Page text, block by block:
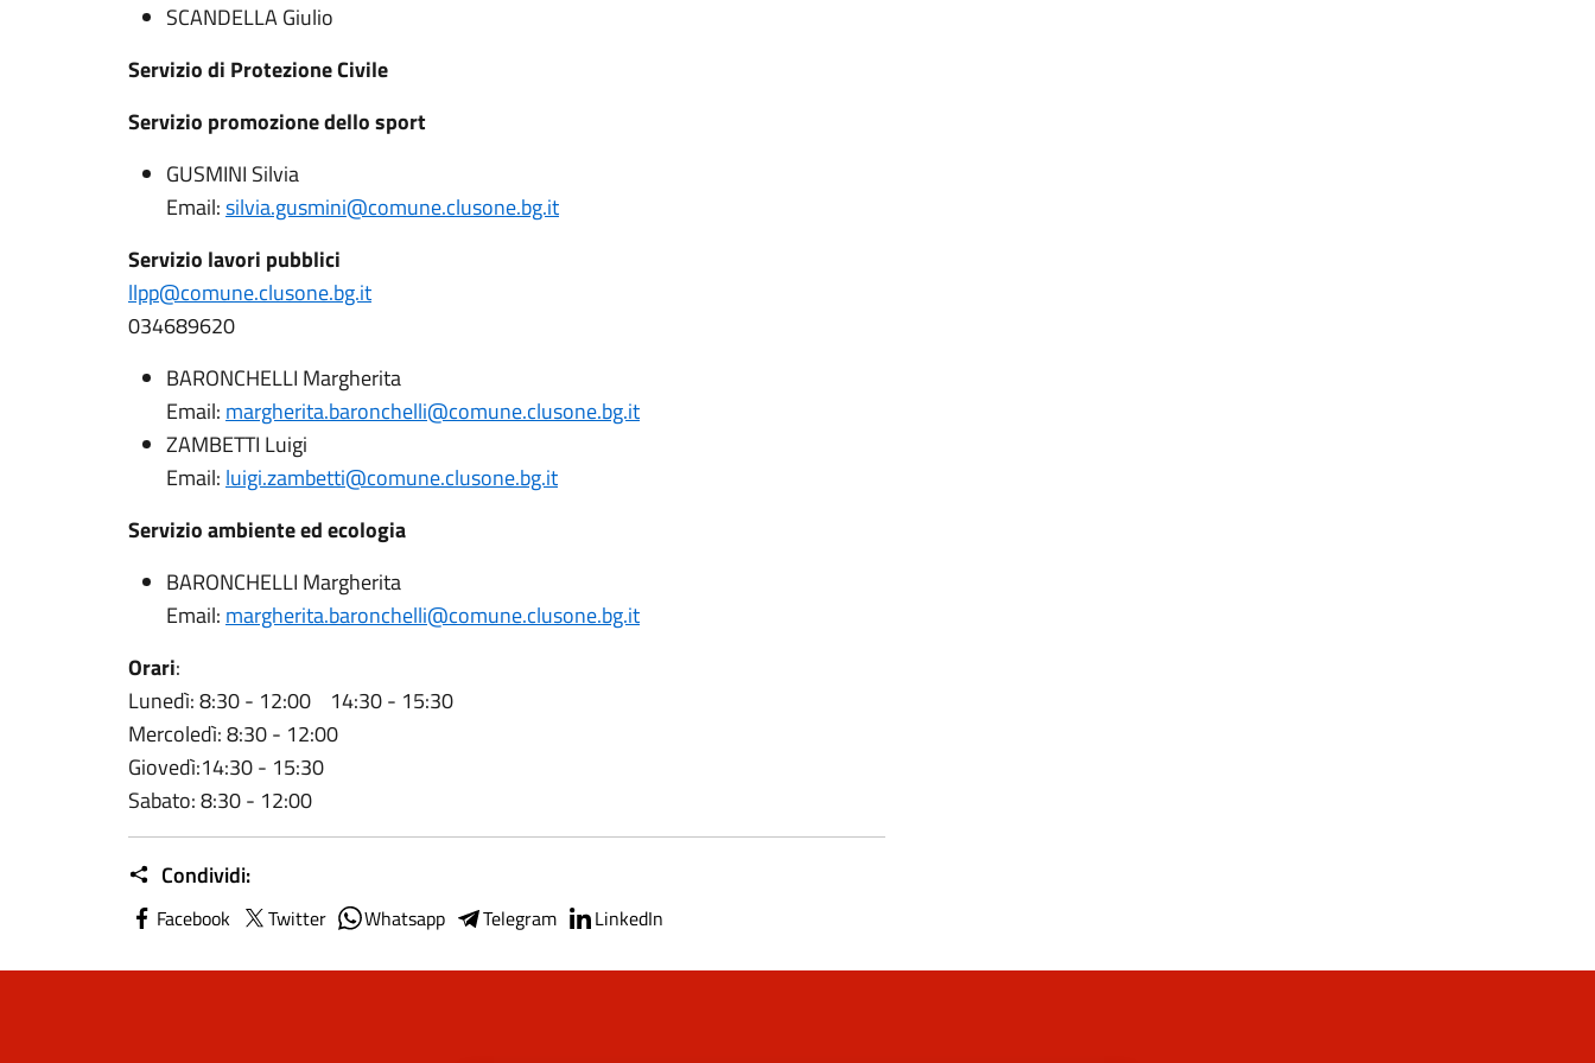
SCANDELLA Giulio
Servizio di Protezione Civile
Servizio promozione dello sport
GUSMINI Silvia
Email:silvia.gusmini@comune.clusone.bg.it
Servizio lavori pubblici
llpp@comune.clusone.bg.it
034689620
BARONCHELLI Margherita
Email: margherita.baronchelli@comune.clusone.bg.it
ZAMBETTI Luigi
Email: luigi.zambetti@comune.clusone.bg.it
Servizio ambiente ed ecologia
BARONCHELLI Margherita
Email: margherita.baronchelli@comune.clusone.bg.it
Orari:
Lunedì: 8:30 - 12:00 14:30 - 15:30
Mercoledì: 8:30 - 12:00
Giovedì:14:30 - 15:30
Sabato: 8:30 - 12:00
Condividi:
Facebook Twitter Whatsapp Telegram LinkedIn